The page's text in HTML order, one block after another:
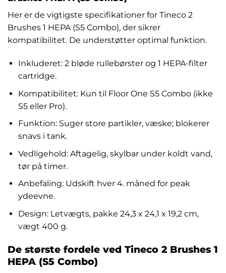
Her er de vigtigste specifikationer for Tineco 2
Brushes 1 HEPA (S5 Combo), der sikrer
kompatibilitet. De understøtter optimal funktion.
Inkluderet: 2 bløde rullebørster og 1 HEPA-filter
cartridge.
Kompatibilitet: Kun til Floor One S5 Combo (ikke
S5 eller Pro).
Funktion: Suger store partikler, væske; blokerer
snavs i tank.
Vedligehold: Aftagelig, skylbar under koldt vand,
tør på timer.
Anbefaling: Udskift hver 4. måned for peak
ydeevne.
Design: Letvægts, pakke 24,3 x 24,1 x 19,2 cm,
vægt 400 g.
De største fordele ved Tineco 2 Brushes 1
HEPA (S5 Combo)